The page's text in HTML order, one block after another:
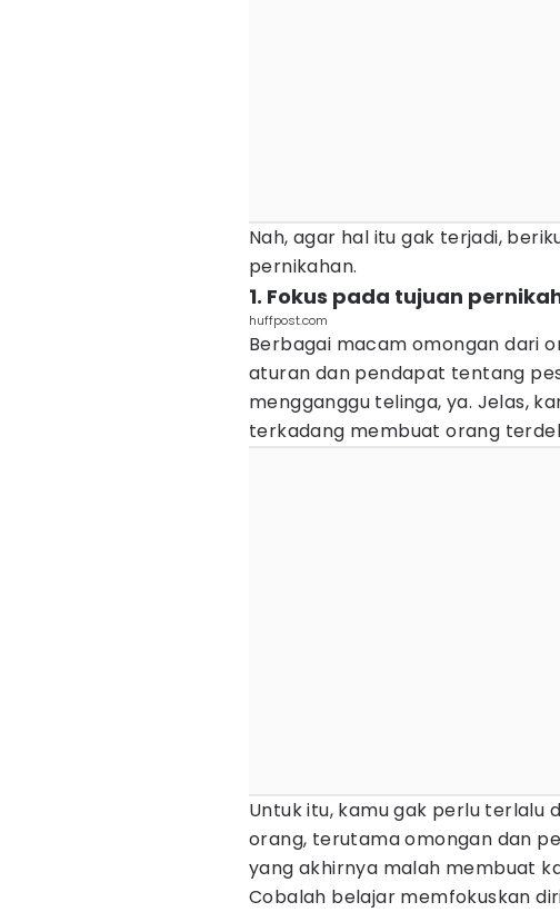
Nah, agar hal itu gak terjadi,
pernikahan.
1. Fokus pada tujuan
huffpost.com
Berbagai macam omongan dari
aturan dan pendapat tentang
mengganggu telinga, ya. Jelas,
terkadang membuat orang
Untuk itu, kamu gak perlu terlalu
orang, terutama omongan dan
yang akhirnya malah membuat
Cobalah belajar memfokuskan